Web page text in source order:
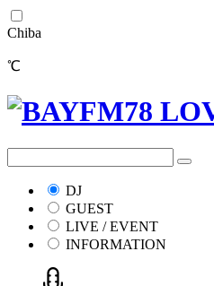
Chiba
℃
DJ
GUEST
LIVE / EVENT
INFORMATION